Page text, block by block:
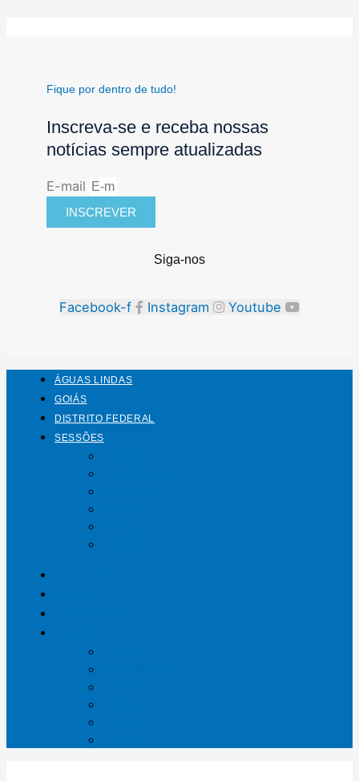
Fique por dentro de tudo!
Inscreva-se e receba nossas
notícias sempre atualizadas
E-mail
INSCREVER
Siga-nos
Facebook-f Instagram Youtube
ÁGUAS LINDAS
GOIÁS
DISTRITO FEDERAL
SESSÕES